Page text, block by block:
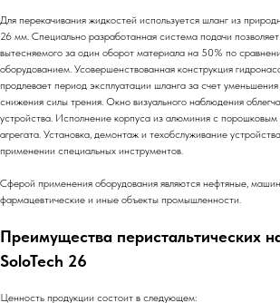
Для перекачивания жидкостей используется шланг из
26 мм. Специально разработанная система подачи
вытесняемого за один оборот материала на 50% по
оборудованием. Усовершенствованная конструкция
продлевает период эксплуатации шланга за счет
снижения силы трения. Окно визуального наблюдения
устройства. Исполнение корпуса из алюминия с
агрегата. Установка, демонтаж и техобслуживание
применении специальных инструментов.
Сферой применения оборудования являются нефтяные,
фармацевтические и иные объекты промышленности.
Преимущества перистальтических
SoloTech 26
Ценность продукции состоит в следующем: